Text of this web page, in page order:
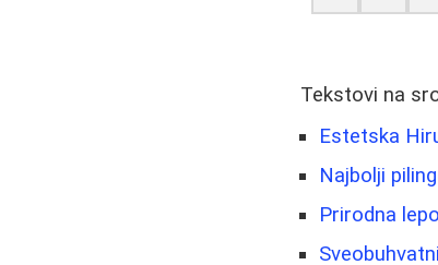
Tekstovi na
Estetska
Najbolji
Prirodna